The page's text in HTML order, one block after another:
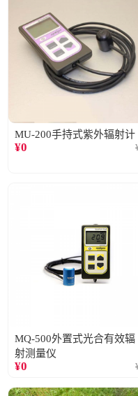
MU-200手持式紫外辐射计
¥0
MQ-500外置式光合有效辐
射测量仪
¥0